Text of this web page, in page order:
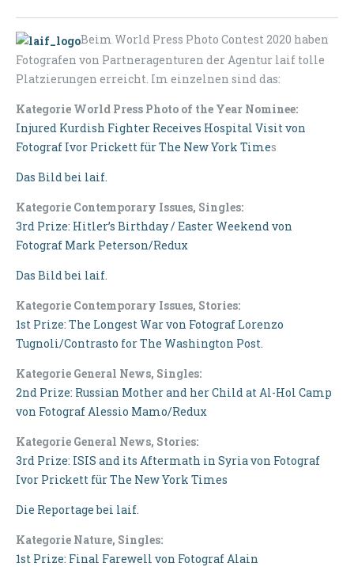
Beim World Press Photo Contest 2020 haben
Fotografen von Partneragenturen der Agentur laif tolle
Platzierungen erreicht. Im einzelnen sind das:
Kategorie World Press Photo of the Year Nominee:
Injured Kurdish Fighter Receives Hospital Visit von
Fotograf Ivor Prickett für The New York Times
Das Bild bei laif.
Kategorie Contemporary Issues, Singles:
3rd Prize: Hitler’s Birthday / Easter Weekend von
Fotograf Mark Peterson/Redux
Das Bild bei laif.
Kategorie Contemporary Issues, Stories:
1st Prize: The Longest War von Fotograf Lorenzo
Tugnoli/Contrasto for The Washington Post.
Kategorie General News, Singles:
2nd Prize: Russian Mother and her Child at Al-Hol Camp
von Fotograf Alessio Mamo/Redux
Kategorie General News, Stories:
3rd Prize: ISIS and its Aftermath in Syria von Fotograf
Ivor Prickett für The New York Times
Die Reportage bei laif.
Kategorie Nature, Singles:
1st Prize: Final Farewell von Fotograf Alain